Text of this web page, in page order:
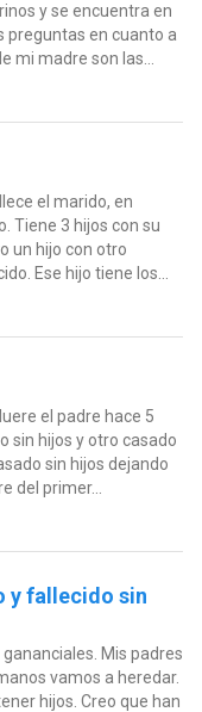
y se encuentra en
preguntas en cuanto a
mi madre son las...
el marido, en
Tiene 3 hijos con su
un hijo con otro
Ese hijo tiene los...
el padre hace 5
sin hijos y otro casado
sin hijos dejando
del primer...
y fallecido sin
Mis padres
vamos a heredar.
hijos. Creo que han